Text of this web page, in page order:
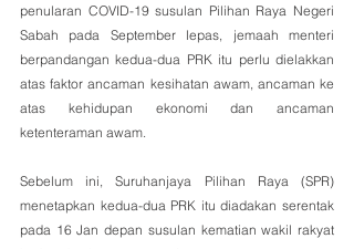
penularan COVID-19 susulan Pilihan Raya Negeri
Sabah pada September lepas, jemaah menteri
berpandangan kedua-dua PRK itu perlu dielakkan
atas faktor ancaman kesihatan awam, ancaman ke
atas kehidupan ekonomi dan ancaman
ketenteraman awam.
Sebelum ini, Suruhanjaya Pilihan Raya (SPR)
menetapkan kedua-dua PRK itu diadakan serentak
pada 16 Jan depan susulan kematian wakil rakyat